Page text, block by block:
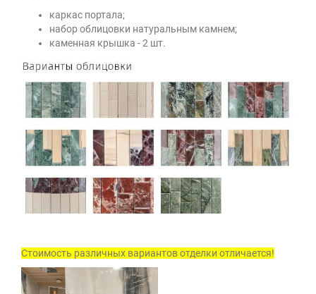
каркас портала;
набор облицовки натуральным камнем;
каменная крышка - 2 шт.
Стоимость различных вариантов отделки отличается!